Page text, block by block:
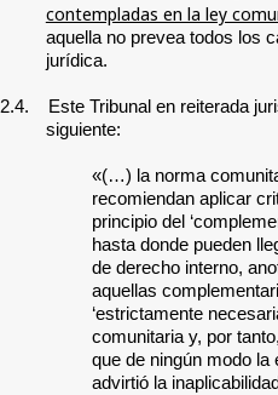
contempladas en la ley
aquella no prevea todos los
jurídica.
2.4. Este Tribunal en reiterada
siguiente:
«(…) la norma
recomiendan aplicar
principio del
hasta donde pueden
de derecho interno,
aquellas
‘estrictamente
comunitaria y, por
que de ningún modo la
advirtió la